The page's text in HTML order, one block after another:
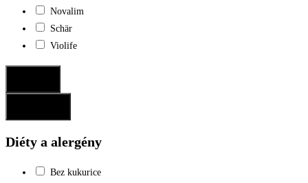
Novalim
Schär
Violife
Diéty a alergény
Bez kukurice